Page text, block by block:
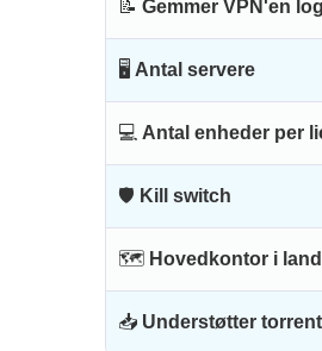
📝 Gemmer VPN'en
🖥 Antal servere
💻 Antal enheder per
🛡 Kill switch
🗺 Hovedkontor i land
📥 Understøtter